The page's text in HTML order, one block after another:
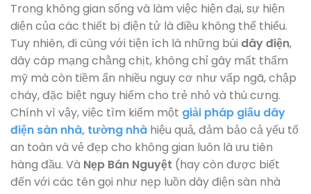
Trong không gian sống và làm việc hiện đại, sự hiện
diện của các thiết bị điện tử là điều không thể thiếu.
Tuy nhiên, đi cùng với tiện ích là những búi dây điện,
dây cáp mạng chằng chịt, không chỉ gây mất thẩm
mỹ mà còn tiềm ẩn nhiều nguy cơ như vấp ngã, chập
cháy, đặc biệt nguy hiểm cho trẻ nhỏ và thú cưng.
Chính vì vậy, việc tìm kiếm một giải pháp giấu dây
điện sàn nhà, tường nhà hiệu quả, đảm bảo cả yếu tố
an toàn và vẻ đẹp cho không gian luôn là ưu tiên
hàng đầu. Và Nẹp Bán Nguyệt (hay còn được biết
đến với các tên gọi như nẹp luồn dây điện sàn nhà